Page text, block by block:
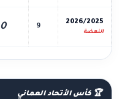
2026/2025
النهضة
9
0
🏆 كأس الأتحاد العماني